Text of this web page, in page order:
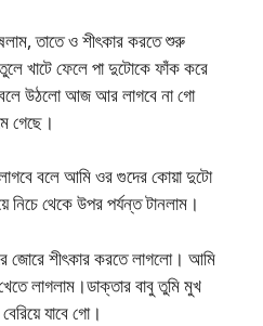
তাতে ও শীৎকার করতে শুরু
খাটে ফেলে পা দুটোকে ফাঁক করে
উঠলো আজ আর লাগবে না গো
গেছে।
বলে আমি ওর গুদের কোয়া দুটো
নিচে থেকে উপর পর্যন্ত টানলাম।
জোরে শীৎকার করতে লাগলো। আমি
লাগলাম।ডাক্তার বাবু তুমি মুখ
যাবে গো।